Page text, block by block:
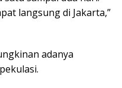
langsung di Jakarta,”
adanya